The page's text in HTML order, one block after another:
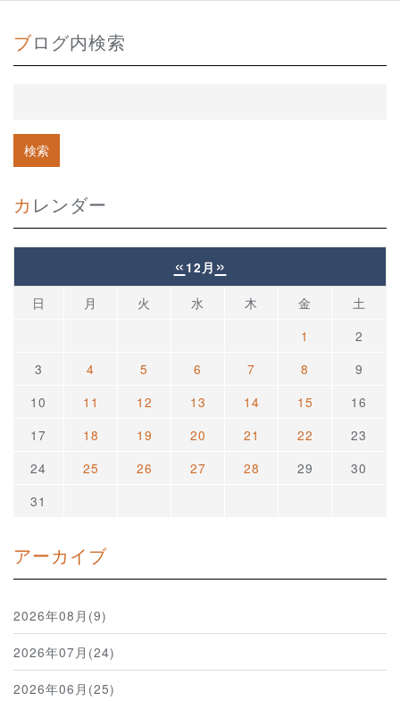
ブログ内検索
カレンダー
« 12月 »
日 月 火 水 木 金
土
1
2
3
4 5 6 7 8
9
10
11 12 13 14 15
16
17
18 19 20 21 22
23
24
25 26 27 28 29
30
31
アーカイブ
2026年08月(9)
2026年07月(24)
2026年06月(25)